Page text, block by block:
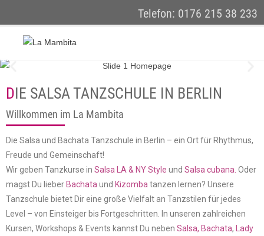
Telefon: 0176 215 38 233
DIE SALSA TANZSCHULE IN BERLIN
Willkommen im La Mambita
Die Salsa und Bachata Tanzschule in Berlin – ein Ort für Rhythmus,
Freude und Gemeinschaft!
Wir geben Tanzkurse in Salsa LA & NY Style und Salsa cubana. Oder
magst Du lieber Bachata und Kizomba tanzen lernen? Unsere
Tanzschule bietet Dir eine große Vielfalt an Tanzstilen für jedes
Level – von Einsteiger bis Fortgeschritten. In unseren zahlreichen
Kursen, Workshops & Events kannst Du neben Salsa, Bachata,
Lady